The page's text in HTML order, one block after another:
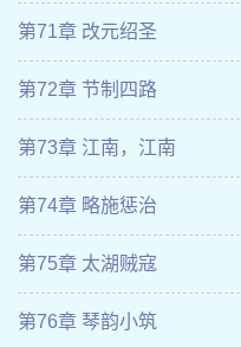
第71章 改元绍圣
第72章 节制四路
第73章 江南，江南
第74章 略施惩治
第75章 太湖贼寇
第76章 琴韵小筑